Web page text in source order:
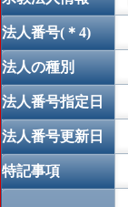
法人番号(＊4)
法人の種別
法人番号指定日
法人番号更新日
特記事項